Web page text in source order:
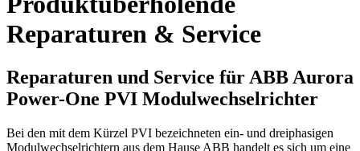
Reparaturen & Service
Reparaturen und Service für ABB Aurora
Power-One PVI Modulwechselrichter
Bei den mit dem Kürzel PVI bezeichneten ein- und dreiphasigen
Modulwechselrichtern aus dem Hause ABB handelt es sich um eine